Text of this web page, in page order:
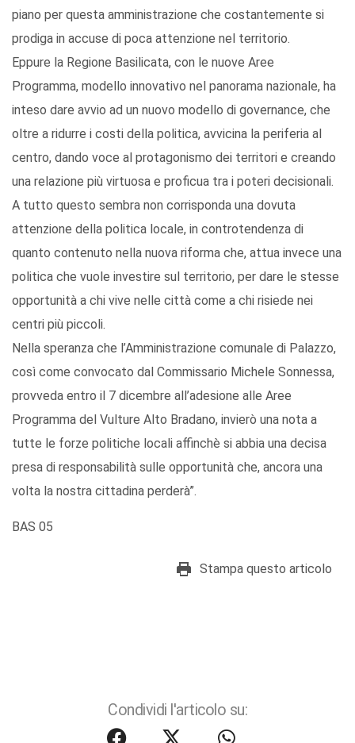
piano per questa amministrazione che costantemente si
prodiga in accuse di poca attenzione nel territorio.
Eppure la Regione Basilicata, con le nuove Aree
Programma, modello innovativo nel panorama nazionale, ha
inteso dare avvio ad un nuovo modello di governance, che
oltre a ridurre i costi della politica, avvicina la periferia al
centro, dando voce al protagonismo dei territori e creando
una relazione più virtuosa e proficua tra i poteri decisionali.
A tutto questo sembra non corrisponda una dovuta
attenzione della politica locale, in controtendenza di
quanto contenuto nella nuova riforma che, attua invece una
politica che vuole investire sul territorio, per dare le stesse
opportunità a chi vive nelle città come a chi risiede nei
centri più piccoli.
Nella speranza che l’Amministrazione comunale di Palazzo,
così come convocato dal Commissario Michele Sonnessa,
provveda entro il 7 dicembre all’adesione alle Aree
Programma del Vulture Alto Bradano, invierò una nota a
tutte le forze politiche locali affinchè si abbia una decisa
presa di responsabilità sulle opportunità che, ancora una
volta la nostra cittadina perderà”.
BAS 05
Stampa questo articolo
Condividi l'articolo su: